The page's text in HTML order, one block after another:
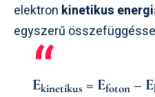
elektron kinetikus
egyszerű
Ekinetikus = Efoton – E